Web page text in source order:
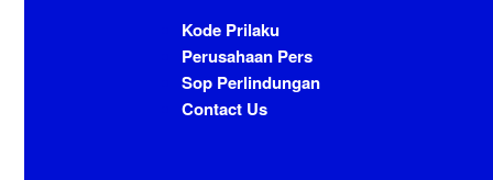
Kode Prilaku
Perusahaan Pers
Sop Perlindungan
Contact Us